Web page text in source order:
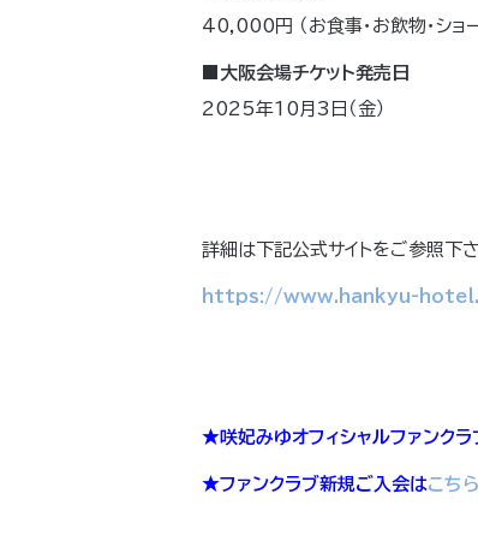
40,000円 （お食事・お飲物・ショ
■大阪会場チケット発売日
2025年10月3日（金）
詳細は下記公式サイトをご参照下
https://www.hankyu-
★咲妃みゆオフィシャルファンク
★ファンクラブ新規ご入会はこちら